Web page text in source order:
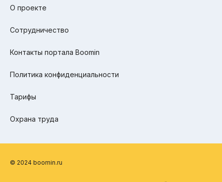
О проекте
Сотрудничество
Контакты портала Boomin
Политика конфиденциальности
Тарифы
Охрана труда
© 2024 boomin.ru